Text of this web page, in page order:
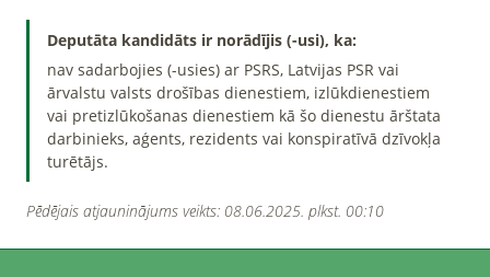
Deputāta kandidāts ir norādījis (-usi), ka:
nav sadarbojies (-usies) ar PSRS, Latvijas PSR vai
ārvalstu valsts drošības dienestiem, izlūkdienestiem
vai pretizlūkošanas dienestiem kā šo dienestu ārštata
darbinieks, aģents, rezidents vai konspiratīvā dzīvokļa
turētājs.
Pēdējais atjauninājums veikts: 08.06.2025. plkst. 00:10